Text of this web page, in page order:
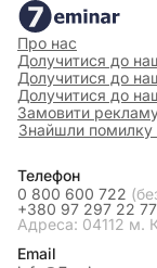
Про нас
Долучитися до
Долучитися до
Долучитися до
Замовити
Знайшли помилку
Телефон
0 800 600 722
+380 97 297 22 77
Адреса: 04112 м.
Email